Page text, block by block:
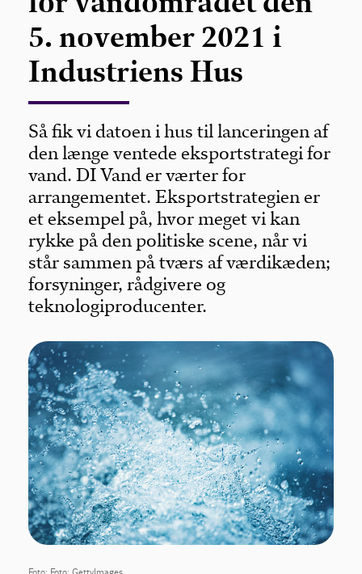
5. november 2021 i
Industriens Hus
Så fik vi datoen i hus til lanceringen af
den længe ventede eksportstrategi for
vand. DI Vand er værter for
arrangementet. Eksportstrategien er
et eksempel på, hvor meget vi kan
rykke på den politiske scene, når vi
står sammen på tværs af værdikæden;
forsyninger, rådgivere og
teknologiproducenter.